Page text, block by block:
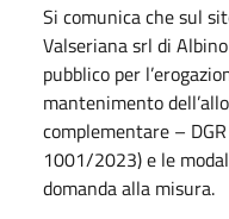
Si comunica che sul
Valseriana srl di
pubblico per
mantenimento
complementare –
1001/2023) e le
domanda alla misura.